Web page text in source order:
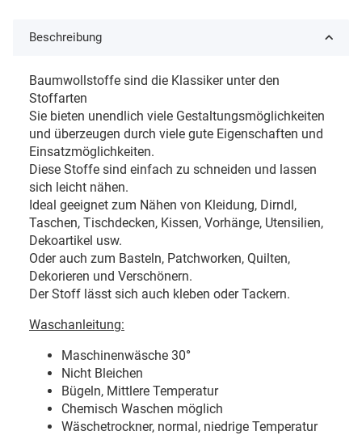
Beschreibung
Baumwollstoffe sind die Klassiker unter den
Stoffarten
Sie bieten unendlich viele Gestaltungsmöglichkeiten
und überzeugen durch viele gute Eigenschaften und
Einsatzmöglichkeiten.
Diese Stoffe sind einfach zu schneiden und lassen
sich leicht nähen.
Ideal geeignet zum Nähen von Kleidung, Dirndl,
Taschen, Tischdecken, Kissen, Vorhänge, Utensilien,
Dekoartikel usw.
Oder auch zum Basteln, Patchworken, Quilten,
Dekorieren und Verschönern.
Der Stoff lässt sich auch kleben oder Tackern.
Waschanleitung:
Maschinenwäsche 30°
Nicht Bleichen
Bügeln, Mittlere Temperatur
Chemisch Waschen möglich
Wäschetrockner, normal, niedrige Temperatur